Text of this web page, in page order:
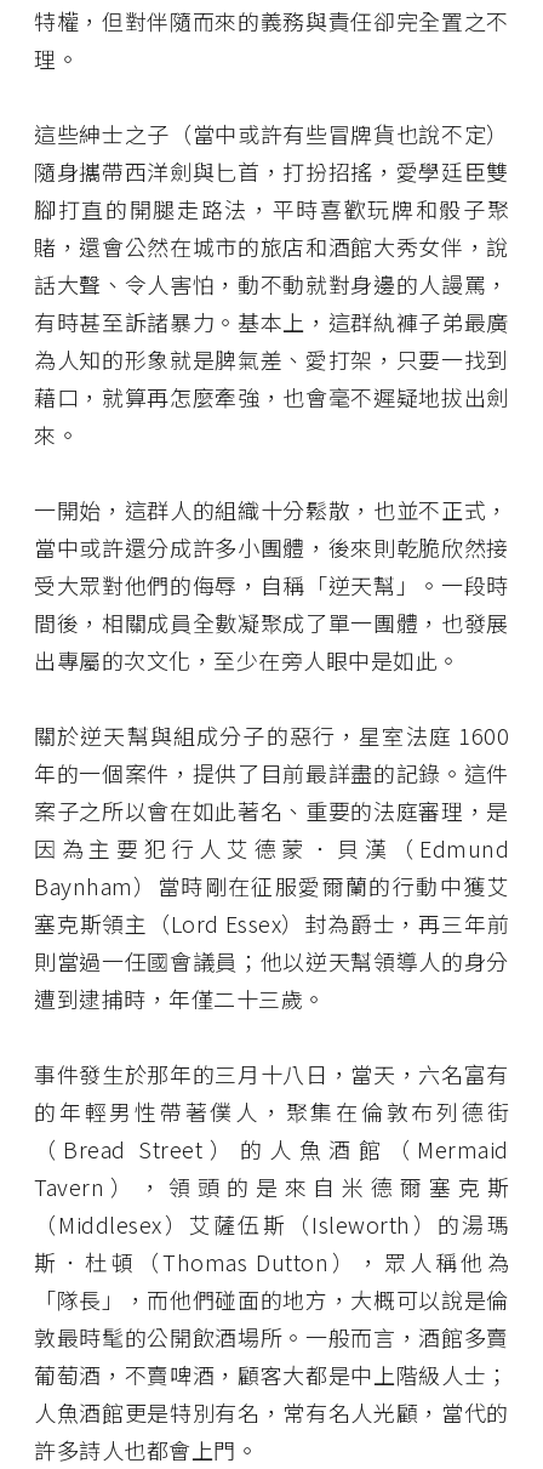
特權，但對伴隨而來的義務與責任卻完全置之不
理。
這些紳士之子（當中或許有些冒牌貨也說不定）
隨身攜帶西洋劍與匕首，打扮招搖，愛學廷臣雙
腳打直的開腿走路法，平時喜歡玩牌和骰子聚
賭，還會公然在城市的旅店和酒館大秀女伴，說
話大聲、令人害怕，動不動就對身邊的人謾罵，
有時甚至訴諸暴力。基本上，這群紈褲子弟最廣
為人知的形象就是脾氣差、愛打架，只要一找到
藉口，就算再怎麼牽強，也會毫不遲疑地拔出劍
來。
一開始，這群人的組織十分鬆散，也並不正式，
當中或許還分成許多小團體，後來則乾脆欣然接
受大眾對他們的侮辱，自稱「逆天幫」。一段時
間後，相關成員全數凝聚成了單一團體，也發展
出專屬的次文化，至少在旁人眼中是如此。
關於逆天幫與組成分子的惡行，星室法庭 1600
年的一個案件，提供了目前最詳盡的記錄。這件
案子之所以會在如此著名、重要的法庭審理，是
因為主要犯行人艾德蒙．貝漢（Edmund
Baynham）當時剛在征服愛爾蘭的行動中獲艾
塞克斯領主（Lord Essex）封為爵士，再三年前
則當過一任國會議員；他以逆天幫領導人的身分
遭到逮捕時，年僅二十三歲。
事件發生於那年的三月十八日，當天，六名富有
的年輕男性帶著僕人，聚集在倫敦布列德街
（Bread Street）的人魚酒館（Mermaid
Tavern），領頭的是來自米德爾塞克斯
（Middlesex）艾薩伍斯（Isleworth）的湯瑪
斯．杜頓（Thomas Dutton），眾人稱他為
「隊長」，而他們碰面的地方，大概可以說是倫
敦最時髦的公開飲酒場所。一般而言，酒館多賣
葡萄酒，不賣啤酒，顧客大都是中上階級人士；
人魚酒館更是特別有名，常有名人光顧，當代的
許多詩人也都會上門。